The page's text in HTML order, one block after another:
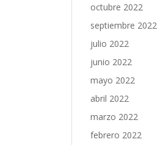
octubre 2022
septiembre 2022
julio 2022
junio 2022
mayo 2022
abril 2022
marzo 2022
febrero 2022